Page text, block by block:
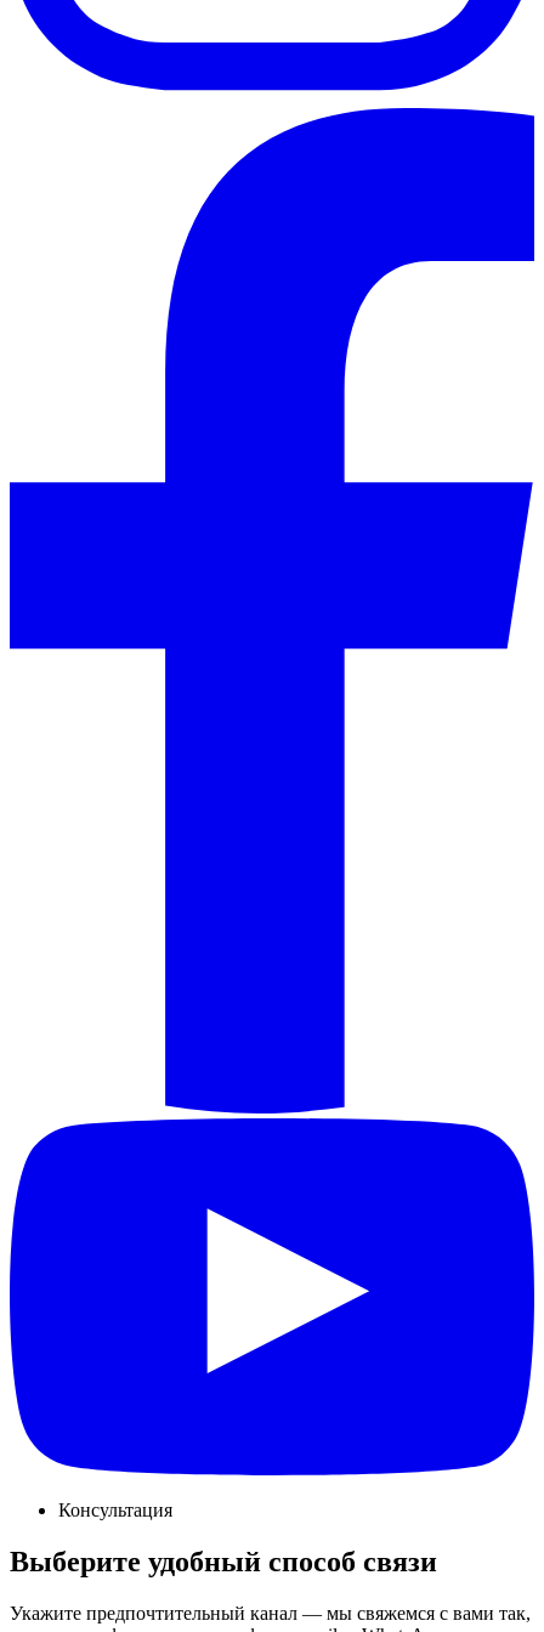
Консультация
Выберите удобный способ связи
Укажите предпочтительный канал — мы свяжемся с вами так,